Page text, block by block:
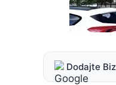
Dodajte